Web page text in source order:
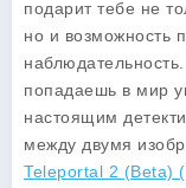
подарит тебе не
но и возможность
попадаешь в мир
настоящим
между двумя
Teleportal 2 (Beta)